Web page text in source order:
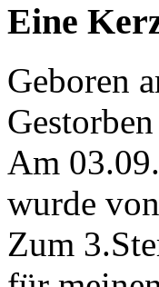
Eine
Geboren
Am
wurde
Zum